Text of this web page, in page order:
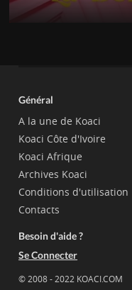
Général
A la une de Koaci
Koaci Côte d'Ivoire
Koaci Afrique
Archives Koaci
Conditions d'utilisation
Contacts
Besoin d'aide ?
Se Connecter
© 2008 - 2022 KOACI.COM